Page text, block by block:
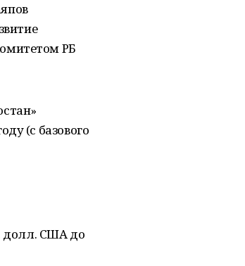
РБ
(с базового
долл. США до